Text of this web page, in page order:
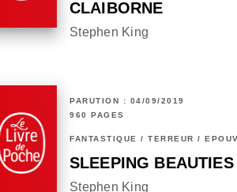
CLAIBORNE
Stephen King
PARUTION : 04/09/2019
960 PAGES
FANTASTIQUE / TERREUR /
SLEEPING BEAUTIES
Stephen King